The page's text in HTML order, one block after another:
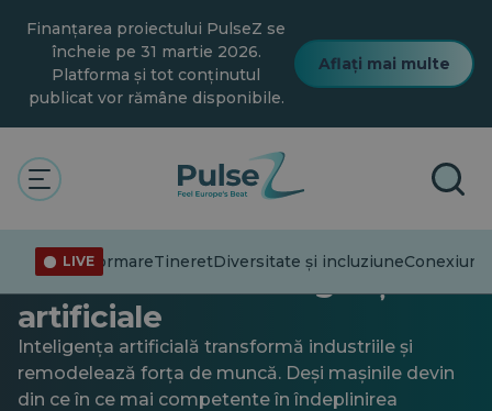
conținutul
principal
Finanțarea proiectului PulseZ se
încheie pe 31 martie 2026.
Platforma și tot conținutul
publicat vor rămâne disponibile.
Aflați mai multe
LIVE
DezinformareTineretDiversitate și incluziuneConexiuni
Valorificarea abilităților non-
tehnice în era inteligenței
artificiale
Inteligența artificială transformă industriile și
remodelează forța de muncă. Deși mașinile devin
din ce în ce mai competente în îndeplinirea